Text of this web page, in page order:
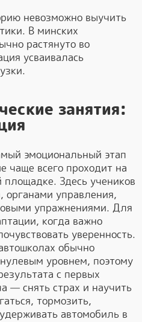
невозможно выучить
В минских
растянуто во
усваивалась
занятия:
эмоциональный этап
чаще всего проходит на
Здесь учеников
органами управления,
упражнениями. Для
когда важно
уверенность.
обычно
уровнем, поэтому
с первых
— снять страх и научить
тормозить,
автомобиль в